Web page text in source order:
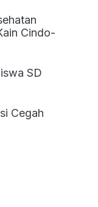
Cindo-
SD
Cegah